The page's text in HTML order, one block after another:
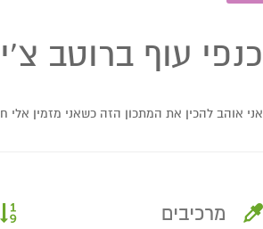
כנפי עוף ברוטב
אני אוהב להכין את המתכון הזה כשאני מזמין
מרכיבים